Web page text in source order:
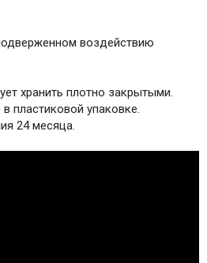
воздействию
хранить плотно закрытыми.
пластиковой упаковке.
24 месяца.